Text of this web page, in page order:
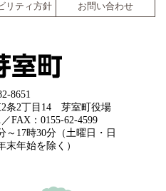
リティ方針 お問い合わせ
8651
条2丁目14 芽室町役場
FAX：0155-62-4599
～17時30分（土曜日・日
末年始を除く）